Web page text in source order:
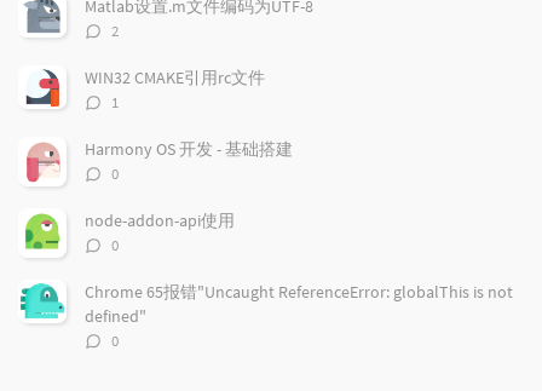
Matlab设置.m文件编码为UTF-8
评
数：
2
WIN32 CMAKE引用rc文件
评
数：
1
Harmony OS 开发 - 基础搭建
评
数：
0
node-addon-api使用
评
数：
0
Chrome 65报错"Uncaught ReferenceError: globalThis is not
defined"
评
0